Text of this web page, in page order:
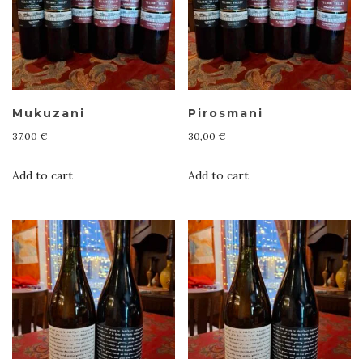
Mukuzani
37,00 €
Add to cart
Pirosmani
30,00 €
Add to cart